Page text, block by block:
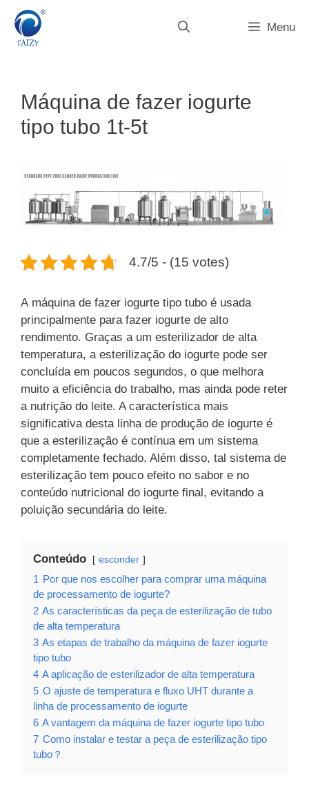
Saltar
para
Menu
Máquina de fazer iogurte
tipo tubo 1t-5t
4.7/5 - (15 votes)
A máquina de fazer iogurte tipo tubo é usada
principalmente para fazer iogurte de alto
rendimento. Graças a um esterilizador de alta
temperatura, a esterilização do iogurte pode ser
concluída em poucos segundos, o que melhora
muito a eficiência do trabalho, mas ainda pode reter
a nutrição do leite. A característica mais
significativa desta linha de produção de iogurte é
que a esterilização é contínua em um sistema
completamente fechado. Além disso, tal sistema de
esterilização tem pouco efeito no sabor e no
conteúdo nutricional do iogurte final, evitando a
poluição secundária do leite.
Conteúdo esconder
1 Por que nos escolher para comprar uma máquina
de processamento de iogurte?
2 As características da peça de esterilização de tubo
de alta temperatura
3 As etapas de trabalho da máquina de fazer iogurte
tipo tubo
4 A aplicação de esterilizador de alta temperatura
5 O ajuste de temperatura e fluxo UHT durante a
linha de processamento de iogurte
6 A vantagem da máquina de fazer iogurte tipo tubo
7 Como instalar e testar a peça de esterilização tipo
tubo？